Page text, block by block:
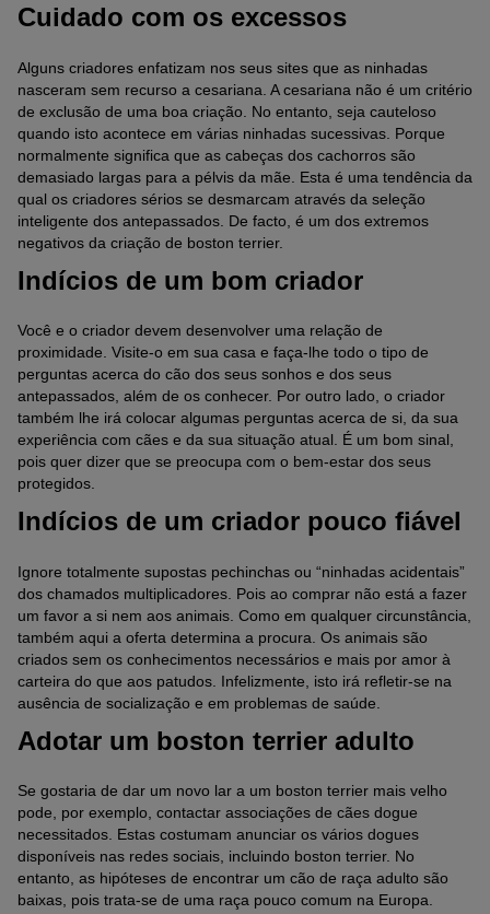
Cuidado com os excessos
Alguns criadores enfatizam nos seus sites que as ninhadas
nasceram sem recurso a cesariana. A cesariana não é um critério
de exclusão de uma boa criação. No entanto, seja cauteloso
quando isto acontece em várias ninhadas sucessivas. Porque
normalmente significa que as cabeças dos cachorros são
demasiado largas para a pélvis da mãe. Esta é uma tendência da
qual os criadores sérios se desmarcam através da seleção
inteligente dos antepassados. De facto, é um dos extremos
negativos da criação de boston terrier.
Indícios de um bom criador
Você e o criador devem desenvolver uma relação de
proximidade. Visite-o em sua casa e faça-lhe todo o tipo de
perguntas acerca do cão dos seus sonhos e dos seus
antepassados, além de os conhecer. Por outro lado, o criador
também lhe irá colocar algumas perguntas acerca de si, da sua
experiência com cães e da sua situação atual. É um bom sinal,
pois quer dizer que se preocupa com o bem-estar dos seus
protegidos.
Indícios de um criador pouco fiável
Ignore totalmente supostas pechinchas ou “ninhadas acidentais”
dos chamados multiplicadores. Pois ao comprar não está a fazer
um favor a si nem aos animais. Como em qualquer circunstância,
também aqui a oferta determina a procura. Os animais são
criados sem os conhecimentos necessários e mais por amor à
carteira do que aos patudos. Infelizmente, isto irá refletir-se na
ausência de socialização e em problemas de saúde.
Adotar um boston terrier adulto
Se gostaria de dar um novo lar a um boston terrier mais velho
pode, por exemplo, contactar associações de cães dogue
necessitados. Estas costumam anunciar os vários dogues
disponíveis nas redes sociais, incluindo boston terrier. No
entanto, as hipóteses de encontrar um cão de raça adulto são
baixas, pois trata-se de uma raça pouco comum na Europa.